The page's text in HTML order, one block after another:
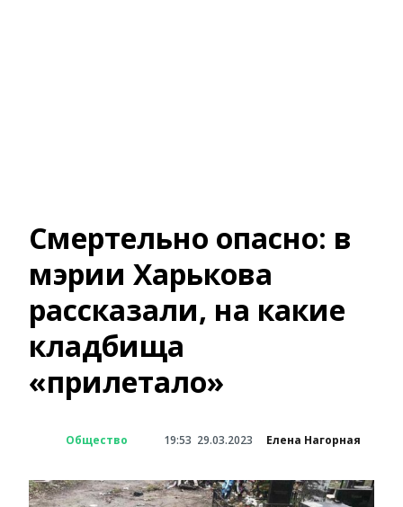
Смертельно опасно: в
мэрии Харькова
рассказали, на какие
кладбища
«прилетало»
Общество 19:53 29.03.2023 Елена Нагорная